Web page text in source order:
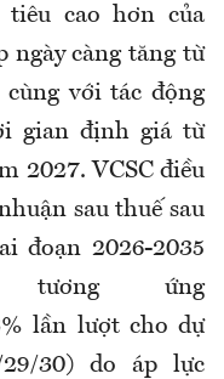
tiêu cao hơn của
ngày càng tăng từ
với tác động
gian định giá từ
2027. VCSC điều
sau thuế sau
đoạn 2026-2035
ứng
lần lượt cho dự
29/30) do áp lực